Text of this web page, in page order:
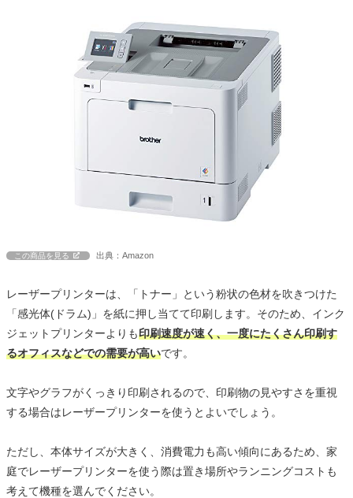
この商品を見る 出典：Amazon
レーザープリンターは、「トナー」という粉状の色材を吹きつけた
「感光体(ドラム)」を紙に押し当てて印刷します。そのため、インク
ジェットプリンターよりも印刷速度が速く、一度にたくさん印刷す
るオフィスなどでの需要が高いです。
文字やグラフがくっきり印刷されるので、印刷物の見やすさを重視
する場合はレーザープリンターを使うとよいでしょう。
ただし、本体サイズが大きく、消費電力も高い傾向にあるため、家
庭でレーザープリンターを使う際は置き場所やランニングコストも
考えて機種を選んでください。